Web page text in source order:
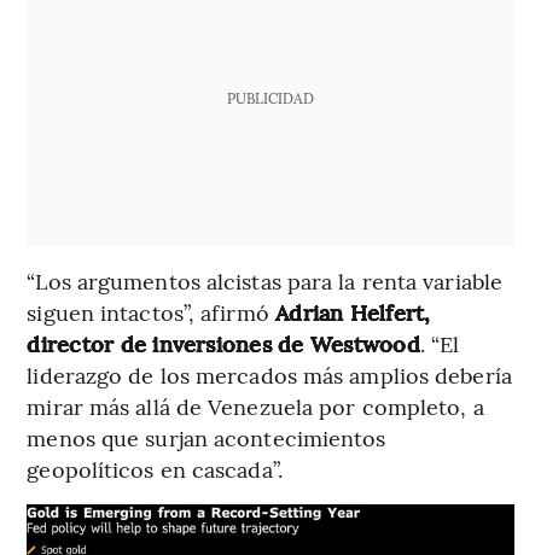
PUBLICIDAD
“Los argumentos alcistas para la renta variable
siguen intactos”, afirmó Adrian Helfert,
director de inversiones de Westwood. “El
liderazgo de los mercados más amplios debería
mirar más allá de Venezuela por completo, a
menos que surjan acontecimientos
geopolíticos en cascada”.